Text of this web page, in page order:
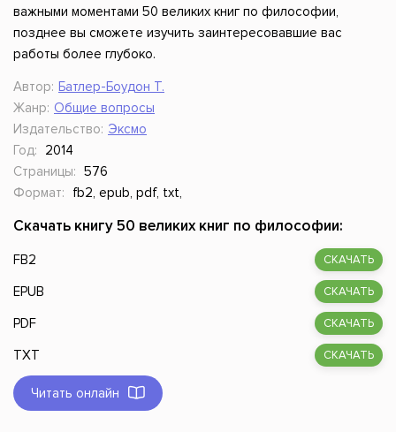
важными моментами 50 великих книг по философии,
позднее вы сможете изучить заинтересовавшие вас
работы более глубоко.
Автор: Батлер-Боудон Т.
Жанр: Общие вопросы
Издательство: Эксмо
Год:
2014
Страницы: 576
Формат:
fb2, epub, pdf, txt,
Скачать книгу 50 великих книг по философии:
FB2 СКАЧАТЬ
EPUB СКАЧАТЬ
PDF СКАЧАТЬ
TXT СКАЧАТЬ
Читать онлайн